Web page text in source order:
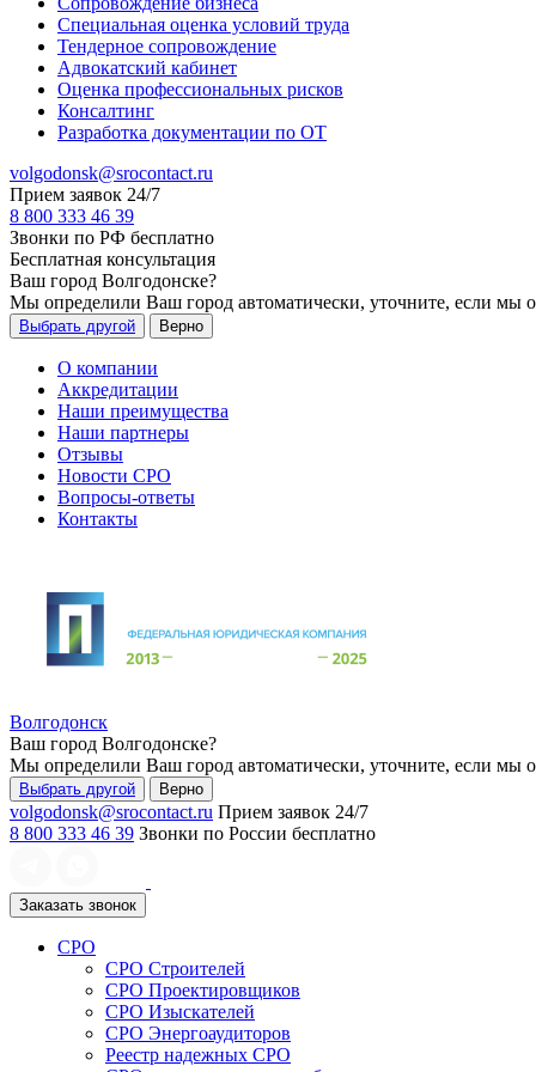
Специальная оценка условий труда
Тендерное сопровождение
Адвокатский кабинет
Оценка профессиональных рисков
Консалтинг
Разработка документации по ОТ
volgodonsk@srocontact.ru
Прием заявок 24/7
8 800 333 46 39
Звонки по РФ бесплатно
Бесплатная консультация
Ваш город Волгодонске?
Мы определили Ваш город автоматически, уточните, если мы
Выбрать другой Верно
О компании
Аккредитации
Наши преимущества
Наши партнеры
Отзывы
Новости СРО
Вопросы-ответы
Контакты
Волгодонск
Ваш город Волгодонске?
Мы определили Ваш город автоматически, уточните, если мы
Выбрать другой Верно
volgodonsk@srocontact.ru Прием заявок 24/7
8 800 333 46 39 Звонки по России бесплатно
Заказать звонок
СРО
СРО Строителей
СРО Проектировщиков
СРО Изыскателей
СРО Энергоаудиторов
Реестр надежных СРО